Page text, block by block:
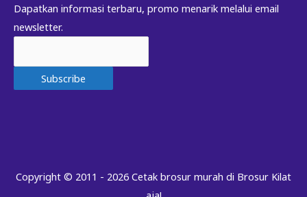
Dapatkan informasi terbaru, promo menarik melalui email
newsletter.
Copyright © 2011 - 2026 Cetak brosur murah di Brosur Kilat